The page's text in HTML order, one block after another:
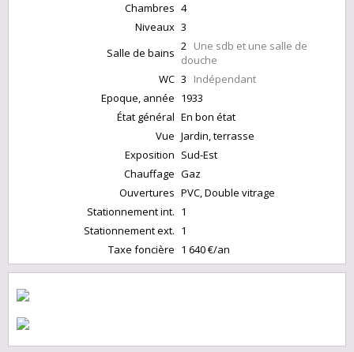
Chambres 4
Niveaux 3
Salle de bains 2 Une sdb et une salle de
douche
WC 3 Indépendant
Epoque, année 1933
État général En bon état
Vue Jardin, terrasse
Exposition Sud-Est
Chauffage Gaz
Ouvertures PVC, Double vitrage
Stationnement int. 1
Stationnement ext. 1
Taxe foncière 1 640 €/an